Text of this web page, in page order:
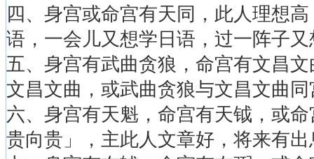
四、身宫或命宫有天同，此人理想
语，一会儿又想学日语，过一阵子
五、身宫有武曲贪狼，命宫有文昌
文昌文曲，或武曲贪狼与文昌文曲
六、身宫有天魁，命宫有天钺，或
贵向贵」，主此人文章好，将来有出